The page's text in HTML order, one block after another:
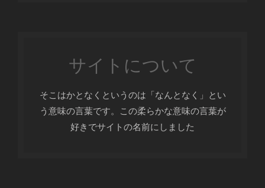
サイトについて
そこはかとなくというのは「なんとなく」とい
う意味の言葉です。この柔らかな意味の言葉が
好きでサイトの名前にしました